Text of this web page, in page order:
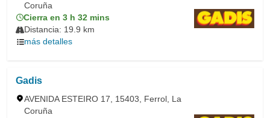
Coruña
Cierra en 3 h 32 mins
Distancia: 19.9 km
más detalles
Gadis
AVENIDA ESTEIRO 17, 15403, Ferrol, La
Coruña